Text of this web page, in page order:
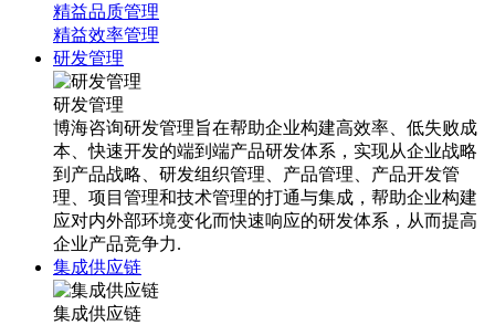
精益品质管理
精益效率管理
研发管理
研发管理
博海咨询研发管理旨在帮助企业构建高效率、低失败成
本、快速开发的端到端产品研发体系，实现从企业战略
到产品战略、研发组织管理、产品管理、产品开发管
理、项目管理和技术管理的打通与集成，帮助企业构建
应对内外部环境变化而快速响应的研发体系，从而提高
企业产品竞争力.
集成供应链
集成供应链